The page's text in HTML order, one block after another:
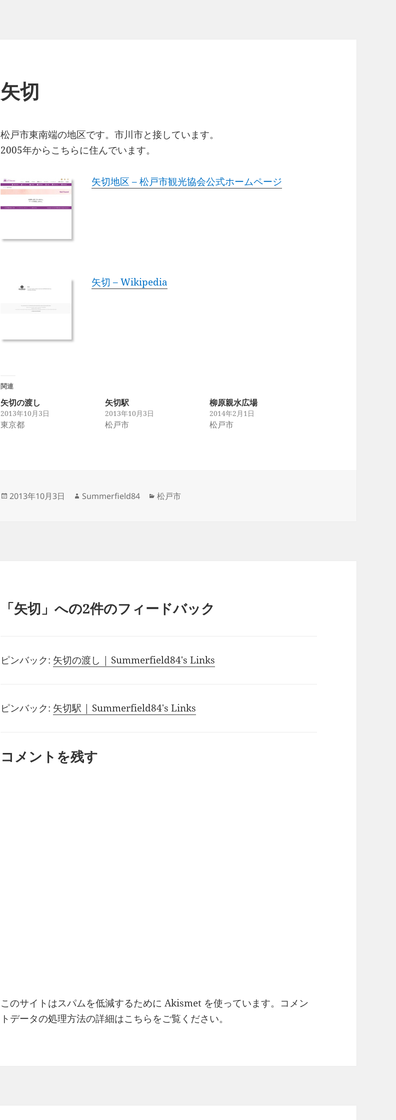
矢切
松戸市東南端の地区です。市川市と接しています。
2005年からこちらに住んでいます。
矢切地区 – 松戸市観光協会公式ホームページ
矢切 – Wikipedia
関連
矢切の渡し
2013年10月3日
東京都
矢切駅
2013年10月3日
松戸市
柳原親水広場
2014年2月1日
松戸市
投
2013年10月3日
作
Summerfield84
カ
松戸市
「矢切」への2件のフィードバック
ピンバック: 矢切の渡し | Summerfield84's Links
ピンバック: 矢切駅 | Summerfield84's Links
コメントを残す
このサイトはスパムを低減するために Akismet を使っています。
コメン
トデータの処理方法の詳細はこちらをご覧ください。